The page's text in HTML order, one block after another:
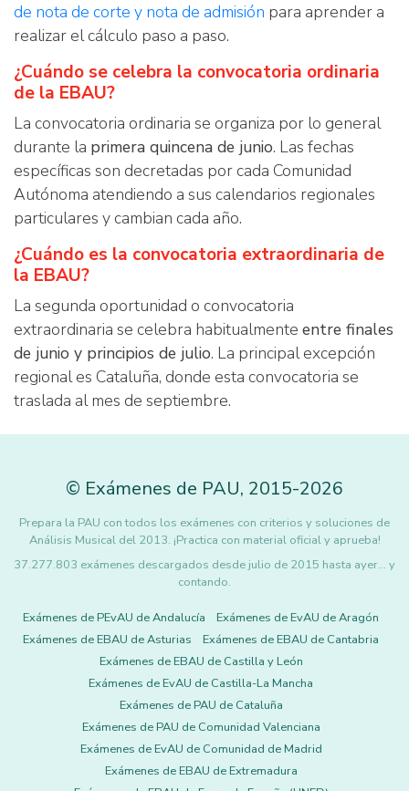
de nota de corte y nota de admisión para aprender a
realizar el cálculo paso a paso.
¿Cuándo se celebra la convocatoria ordinaria
de la EBAU?
La convocatoria ordinaria se organiza por lo general
durante la primera quincena de junio. Las fechas
específicas son decretadas por cada Comunidad
Autónoma atendiendo a sus calendarios regionales
particulares y cambian cada año.
¿Cuándo es la convocatoria extraordinaria de
la EBAU?
La segunda oportunidad o convocatoria
extraordinaria se celebra habitualmente entre finales
de junio y principios de julio. La principal excepción
regional es Cataluña, donde esta convocatoria se
traslada al mes de septiembre.
© Exámenes de PAU, 2015-2026
Prepara la PAU con todos los exámenes con criterios y soluciones de
Análisis Musical del 2013. ¡Practica con material oficial y aprueba!
37.277.803 exámenes descargados desde julio de 2015 hasta ayer... y
contando.
Exámenes de PEvAU de Andalucía
Exámenes de EvAU de Aragón
Exámenes de EBAU de Asturias
Exámenes de EBAU de Cantabria
Exámenes de EBAU de Castilla y León
Exámenes de EvAU de Castilla-La Mancha
Exámenes de PAU de Cataluña
Exámenes de PAU de Comunidad Valenciana
Exámenes de EvAU de Comunidad de Madrid
Exámenes de EBAU de Extremadura